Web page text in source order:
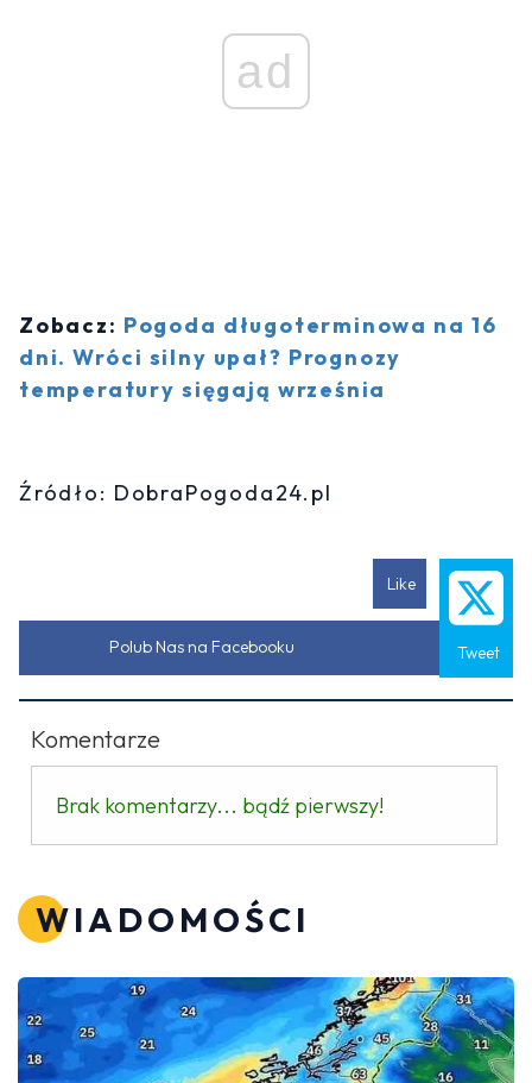
ad
Zobacz: Pogoda długoterminowa na 16
dni. Wróci silny upał? Prognozy
temperatury sięgają września
Źródło: DobraPogoda24.pl
Like
Tweet
Polub Nas na Facebooku
Komentarze
Brak komentarzy... bądź pierwszy!
WIADOMOŚCI